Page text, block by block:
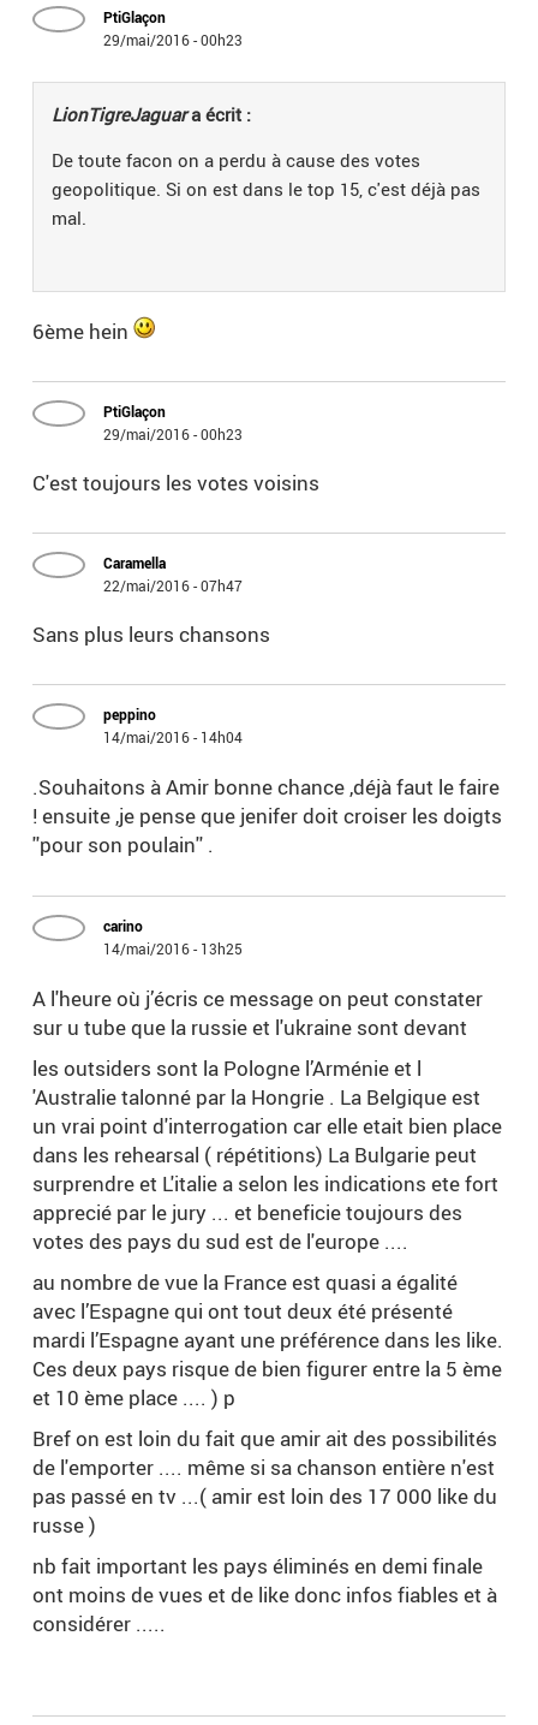
PtiGlaçon
29/mai/2016 - 00h23
LionTigreJaguara écrit :
De toute facon on a perdu à cause des votes
geopolitique. Si on est dans le top 15, c'est déjà pas
mal.
6ème hein
PtiGlaçon
29/mai/2016 - 00h23
C'est toujours les votes voisins
Caramella
22/mai/2016 - 07h47
Sans plus leurs chansons
peppino
14/mai/2016 - 14h04
.Souhaitons à Amir bonne chance ,déjà faut le faire
! ensuite ,je pense que jenifer doit croiser les doigts
''pour son poulain'' .
carino
14/mai/2016 - 13h25
A l'heure où j’écris ce message on peut constater
sur u tube que la russie et l'ukraine sont devant
les outsiders sont la Pologne l’Arménie et l
'Australie talonné par la Hongrie . La Belgique est
un vrai point d'interrogation car elle etait bien place
dans les rehearsal ( répétitions) La Bulgarie peut
surprendre et L'italie a selon les indications ete fort
apprecié par le jury ... et beneficie toujours des
votes des pays du sud est de l'europe ....
au nombre de vue la France est quasi a égalité
avec l’Espagne qui ont tout deux été présenté
mardi l’Espagne ayant une préférence dans les like.
Ces deux pays risque de bien figurer entre la 5 ème
et 10 ème place .... ) p
Bref on est loin du fait que amir ait des possibilités
de l'emporter .... même si sa chanson entière n'est
pas passé en tv ...( amir est loin des 17 000 like du
russe )
nb fait important les pays éliminés en demi finale
ont moins de vues et de like donc infos fiables et à
considérer .....